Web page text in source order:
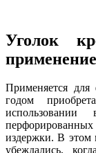
Уголок
применение
Применяется
годом
использовании
издержки. В этом
убеждались,